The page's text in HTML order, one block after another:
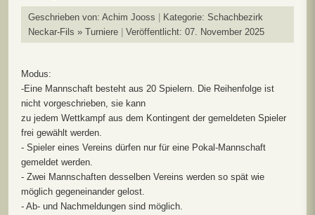
Geschrieben von: Achim Jooss Kategorie: Schachbezirk
Neckar-Fils » Turniere
Veröffentlicht: 07. November 2025
Modus:
-Eine Mannschaft besteht aus 20 Spielern. Die Reihenfolge ist
nicht vorgeschrieben, sie kann
zu jedem Wettkampf aus dem Kontingent der gemeldeten Spieler
frei gewählt werden.
- Spieler eines Vereins dürfen nur für eine Pokal-Mannschaft
gemeldet werden.
- Zwei Mannschaften desselben Vereins werden so spät wie
möglich gegeneinander gelost.
- Ab- und Nachmeldungen sind möglich.